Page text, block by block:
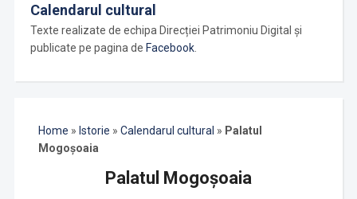
Calendarul cultural
Texte realizate de echipa Direcției Patrimoniu Digital și
publicate pe pagina de Facebook.
Home » Istorie » Calendarul cultural » Palatul
Mogoșoaia
Palatul Mogoșoaia